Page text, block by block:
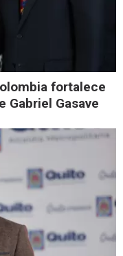
fortalece
Gabriel Gasave